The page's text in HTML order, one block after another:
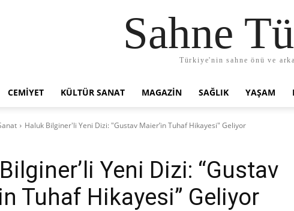
Sahne
Türkiye'nin sahne önü ve
CEMİYET KÜLTÜR SANAT MAGAZIN SAĞLIK YAŞAM
Haluk Bilginer'li Yeni Dizi: "Gustav Maier’in Tuhaf Hikayesi" Geliyor
Yeni Dizi: “Gustav
Tuhaf Hikayesi” Geliyor